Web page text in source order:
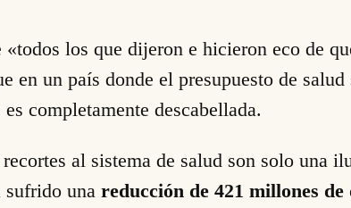
los que dijeron e hicieron eco de
un país donde el presupuesto de salud
completamente descabellada.
al sistema de salud son solo una
una reducción de 421 millones de